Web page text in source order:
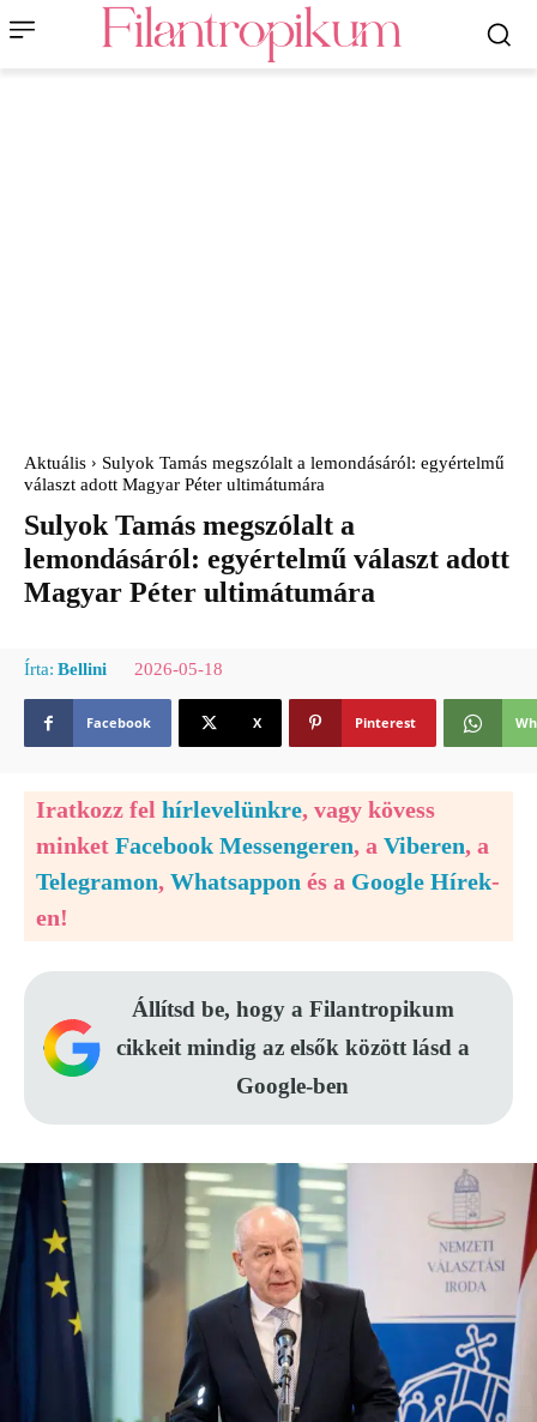
Aktuális
Sulyok Tamás megszólalt a lemondásáról: egyértelmű
választ adott Magyar Péter ultimátumára
Sulyok Tamás megszólalt a
lemondásáról: egyértelmű választ adott
Magyar Péter ultimátumára
Írta: Bellini 2026-05-18
Facebook X Pinterest
Iratkozz fel hírlevelünkre, vagy kövess
minket Facebook Messengeren, a Viberen, a
Telegramon, Whatsappon és a Google Hírek-
en!
Állítsd be, hogy a Filantropikum
cikkeit mindig az elsők között lásd a
Google-ben